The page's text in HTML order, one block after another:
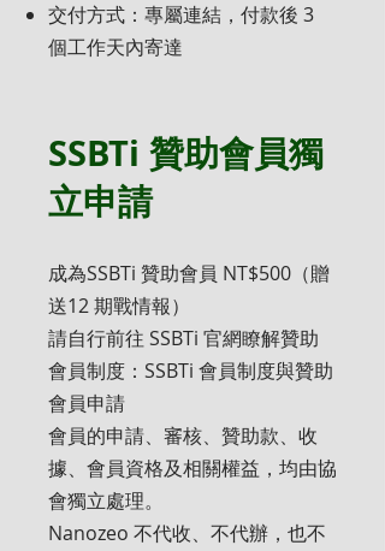
交付方式：專屬連結，付款後 3
個工作天內寄達
SSBTi 贊助會員獨
立申請
成為SSBTi 贊助會員 NT$500（贈
送12 期戰情報）
請自行前往 SSBTi 官網瞭解贊助
會員制度：SSBTi 會員制度與贊助
會員申請
會員的申請、審核、贊助款、收
據、會員資格及相關權益，均由協
會獨立處理。
Nanozeo 不代收、不代辦，也不